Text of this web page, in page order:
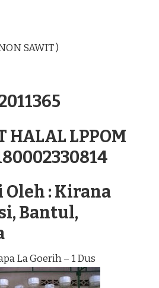
SAWIT )
HALAL LPPOM
: Kirana
Bantul,
La Goerih – 1 Dus